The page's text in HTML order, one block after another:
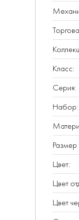
Класс:
Серия:
Набор:
Цвет:
Цвет
Цвет